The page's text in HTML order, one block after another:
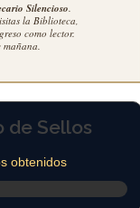
Silencioso.
la Biblioteca,
como lector.
mañana.
de Sellos
obtenidos